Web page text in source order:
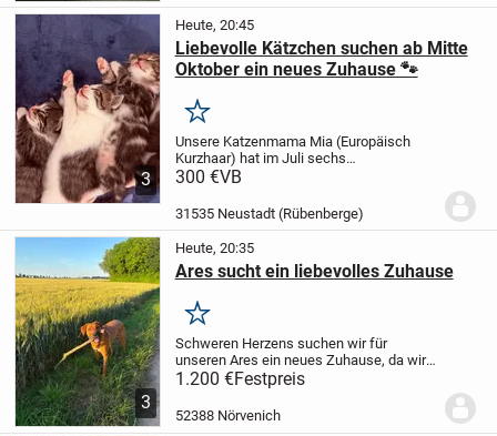
3
Heute, 20:45
Liebevolle Kätzchen suchen ab Mitte
Oktober ein neues Zuhause 🐾
Merken
Unsere Katzenmama Mia (Europäisch
Kurzhaar) hat im Juli sechs
wunderschöne Kitten zur Welt gebracht.
Familie auf und werden von ihrer Mama
liebevoll umsorgt. Sie...
300 €VB
31535 Neustadt (Rübenberge)
3
Heute, 20:35
Ares sucht ein liebevolles Zuhause
Merken
Schweren Herzens suchen wir für
unseren Ares ein neues Zuhause, da wir
ihm aufgrund gesundheitlicher Probleme
und Zeitmangel leider nicht mehr die
Aufmerksamkeit und Auslastung bieten
können, die er...
1.200 €Festpreis
52388 Nörvenich